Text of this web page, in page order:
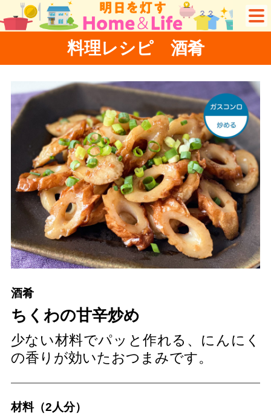
料理レシピ 酒肴
酒肴
ちくわの甘辛炒め
少ない材料でパッと作れる、にんにく
の香りが効いたおつまみです。
材料（2人分）